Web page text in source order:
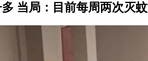
当局：目前每周两次灭蚊